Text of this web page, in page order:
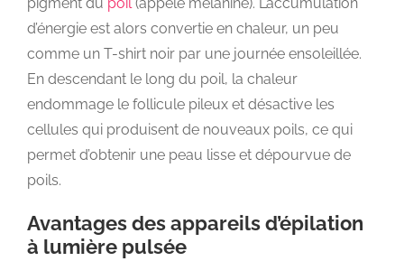
d’énergie est alors convertie en chaleur, un peu
comme un T-shirt noir par une journée ensoleillée.
En descendant le long du poil, la chaleur
endommage le follicule pileux et désactive les
cellules qui produisent de nouveaux poils, ce qui
permet d’obtenir une peau lisse et dépourvue de
poils.
Avantages des appareils d’épilation
à lumière pulsée